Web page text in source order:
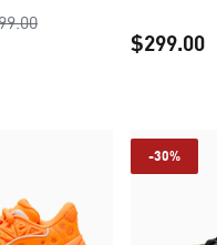
precio original $3,599.00
$299.00
-30%